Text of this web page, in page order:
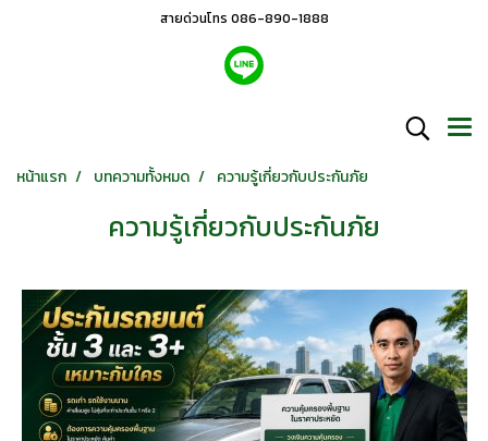
สายด่วนโทร 086-890-1888
หน้าแรก บทความทั้งหมด ความรู้เกี่ยวกับประกันภัย
ความรู้เกี่ยวกับประกันภัย